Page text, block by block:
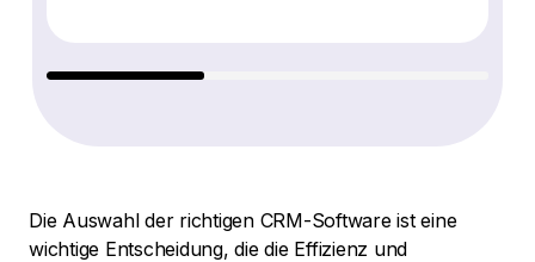
Die Auswahl der richtigen CRM-Software ist eine
wichtige Entscheidung, die die Effizienz und